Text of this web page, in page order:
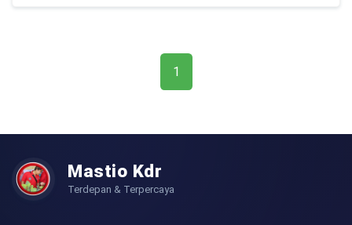
1
Mastio Kdr
Terdepan & Terpercaya